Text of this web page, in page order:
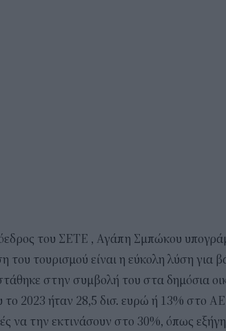
του ΣΕΤΕ , Αγάπη Σμπώκου
του τουρισμού είναι η εύκολη λύση για
στην συμβολή του στα δημόσια
το 2023 ήταν 28,5 δισ. ευρώ ή 13% στο
να την εκτινάσουν στο 30%, όπως